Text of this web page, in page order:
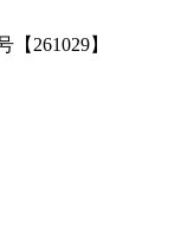
261029】